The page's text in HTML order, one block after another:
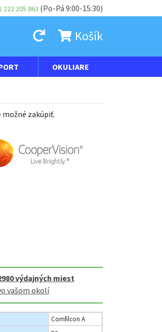
222 205 863 (Po-Pá 9:00-15:30)
Košík
OKULIARE
zakúpiť.
výdajných miest
vašom okolí
Comfilcon A